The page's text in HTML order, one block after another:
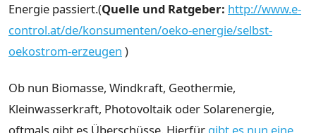
Energie passiert.(Quelle und Ratgeber: http://www.e-
control.at/de/konsumenten/oeko-energie/selbst-
oekostrom-erzeugen )
Ob nun Biomasse, Windkraft, Geothermie,
Kleinwasserkraft, Photovoltaik oder Solarenergie,
oftmals gibt es Überschüsse. Hierfür gibt es nun eine